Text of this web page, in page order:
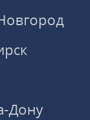
Дону